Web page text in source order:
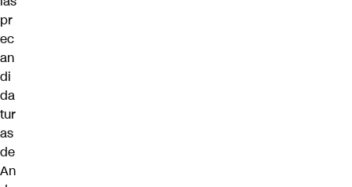
pr
ec
an
di
da
tur
as
de
An